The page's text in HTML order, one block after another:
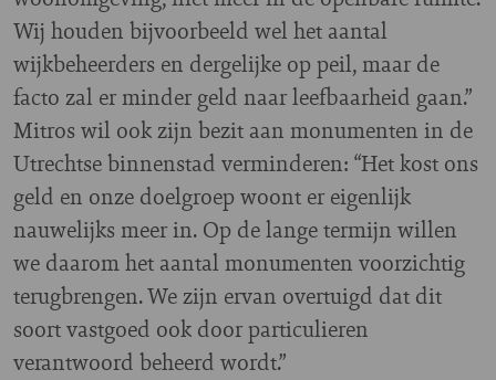
Wij houden bijvoorbeeld wel het aantal
wijkbeheerders en dergelijke op peil, maar de
facto zal er minder geld naar leefbaarheid gaan.”
Mitros wil ook zijn bezit aan monumenten in de
Utrechtse binnenstad verminderen: “Het kost ons
geld en onze doelgroep woont er eigenlijk
nauwelijks meer in. Op de lange termijn willen
we daarom het aantal monumenten voorzichtig
terugbrengen. We zijn ervan overtuigd dat dit
soort vastgoed ook door particulieren
verantwoord beheerd wordt.”